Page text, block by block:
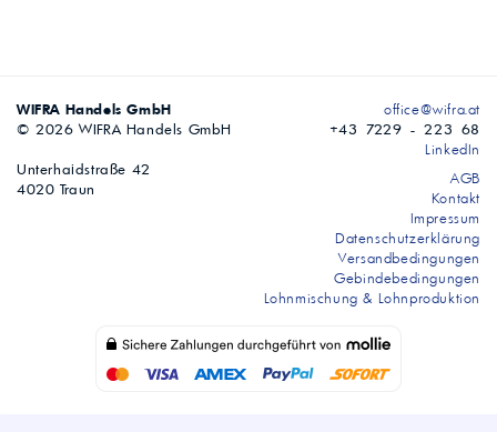
WIFRA Handels GmbH
© 2026 WIFRA Handels GmbH
Unterhaidstraße 42
4020 Traun
office@wifra.at
+43 7229 - 223 68
LinkedIn
AGB
Kontakt
Impressum
Datenschutzerklärung
Versandbedingungen
Gebindebedingungen
Lohnmischung & Lohnproduktion